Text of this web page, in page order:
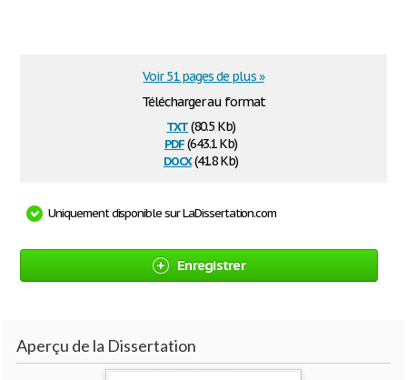
Télécharger au format
txt(80.5 Kb)
pdf(643.1 Kb)
docx(41.8 Kb)
Voir 51 pages de plus »
Uniquement disponible sur LaDissertation.com
Enregistrer
Aperçu de la Dissertation